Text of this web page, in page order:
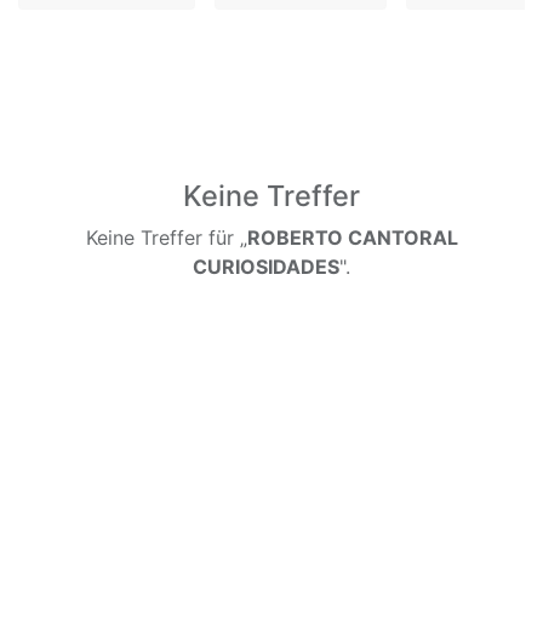
Keine Treffer
Keine Treffer für „ROBERTO CANTORAL
CURIOSIDADES".